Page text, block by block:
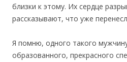
близки к этому. Их сердце
рассказывают, что уже
Я помню, одного такого
образованного, прекрасного